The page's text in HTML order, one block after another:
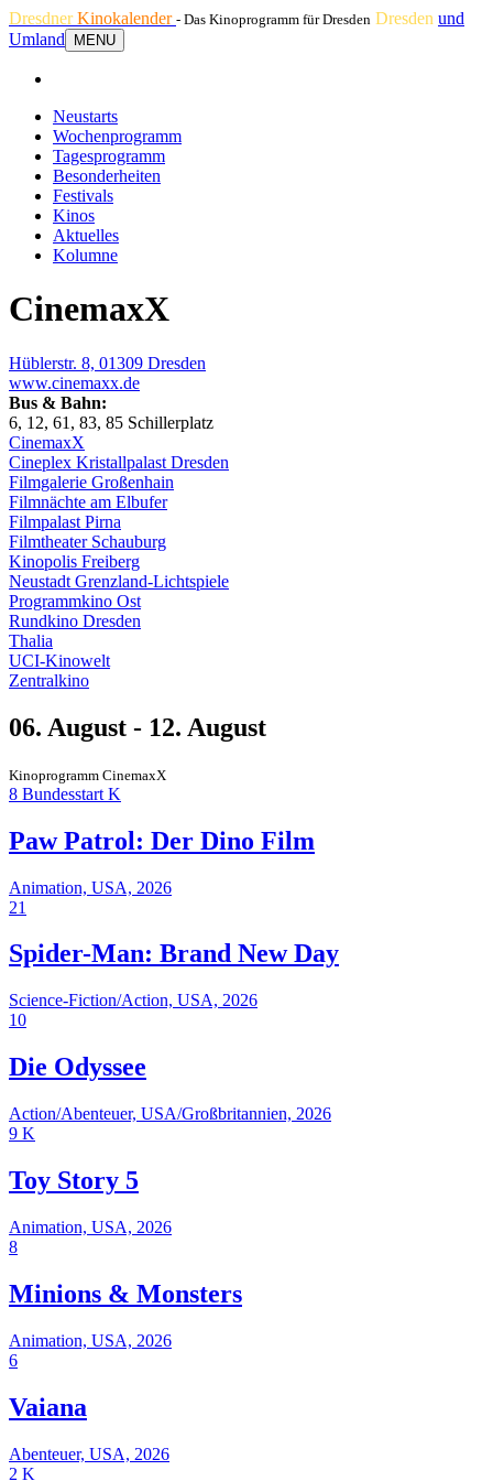
DresdnerKinokalender - Das Kinoprogramm für Dresden Dresden und
Umland
MENU
Neustarts
Wochenprogramm
Tagesprogramm
Besonderheiten
Festivals
Kinos
Aktuelles
Kolumne
CinemaxX
Hüblerstr. 8, 01309 Dresden
www.cinemaxx.de
Bus & Bahn:
6, 12, 61, 83, 85 Schillerplatz
CinemaxX
Cineplex Kristallpalast Dresden
Filmgalerie Großenhain
Filmnächte am Elbufer
Filmpalast Pirna
Filmtheater Schauburg
Kinopolis Freiberg
Neustadt Grenzland-Lichtspiele
Programmkino Ost
Rundkino Dresden
Thalia
UCI-Kinowelt
Zentralkino
06. August - 12. August
Kinoprogramm CinemaxX
8 Bundesstart K
Paw Patrol: Der Dino Film
Animation, USA, 2026
21
Spider-Man: Brand New Day
Science-Fiction/Action, USA, 2026
10
Die Odyssee
Action/Abenteuer, USA/Großbritannien, 2026
9 K
Toy Story 5
Animation, USA, 2026
8
Minions & Monsters
Animation, USA, 2026
6
Vaiana
Abenteuer, USA, 2026
2 K